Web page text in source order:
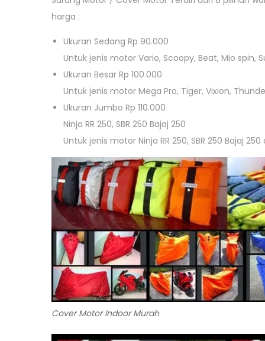
harga :
Ukuran Sedang Rp 90.000
Untuk jenis motor Vario, Scoopy, Beat, Mio
Ukuran Besar Rp 100.000
Untuk jenis motor Mega Pro, Tiger, Vixion,
Ukuran Jumbo Rp 110.000
Ninja RR 250, SBR 250 Bajaj 250
Untuk jenis motor Ninja RR 250, SBR 250 Bajaj
Cover Motor Indoor Murah